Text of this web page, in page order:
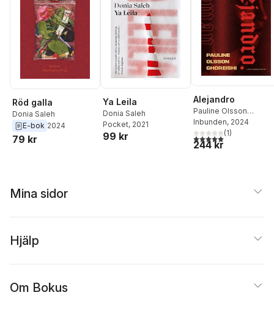
Kristoffer Appelvik Lax
Petterson
Kristoffer
Appelvik Lax ,Kristofer
Folkhammar
,Naima
Chahboun
Elisabeth
Berchtold
Röd galla
Donia Saleh
E-bok 2024
79 kr
Ya Leila
Donia Saleh
Pocket, 2021
99 kr
Alejandro
Pauline Olsson
Ghoreishi
Inbunden, 2024
5,0utav 5 stjärnor.
(1)
244 kr
Mina sidor
Hjälp
Om Bokus